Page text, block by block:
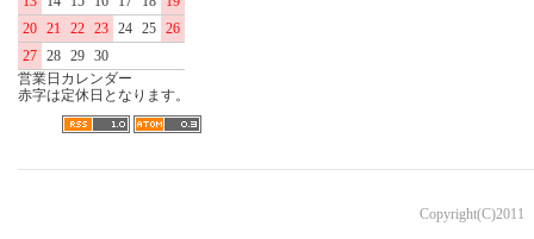
20 21 22 23 24 25 26
27 28 29 30
営業日カレンダー
赤字は定休日となります。